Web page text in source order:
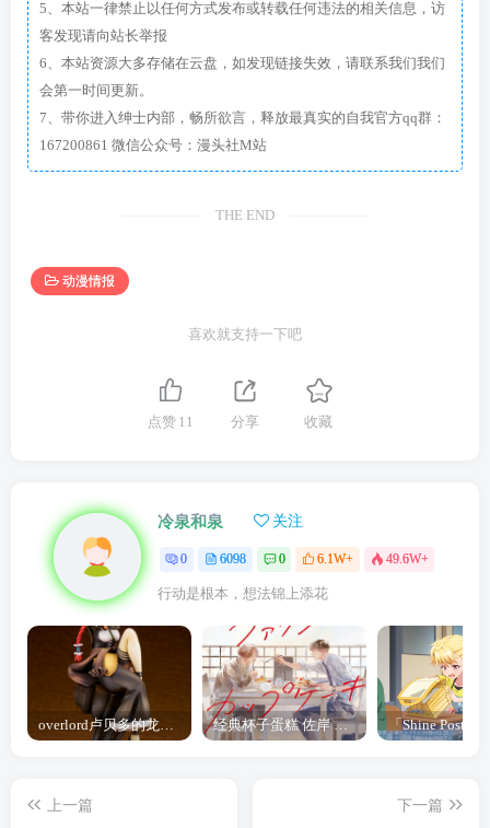
5、本站一律禁止以任何方式发布或转载任何违法的相关信息，访
客发现请向站长举报
6、本站资源大多存储在云盘，如发现链接失效，请联系我们我们
会第一时间更新。
7、带你进入绅士内部，畅所欲言，释放最真实的自我官方qq群：
167200861 微信公众号：漫头社M站
THE END
动漫情报
喜欢就支持一下吧
点赞 11 分享 收藏
冷泉和泉 关注
0 6098 0 6.1W+ 49.6W+
行动是根本，想法锦上添花
经典杯子蛋糕 佐岸 漫画「经典杯子蛋糕」宣布真人日剧化
上一篇
下一篇